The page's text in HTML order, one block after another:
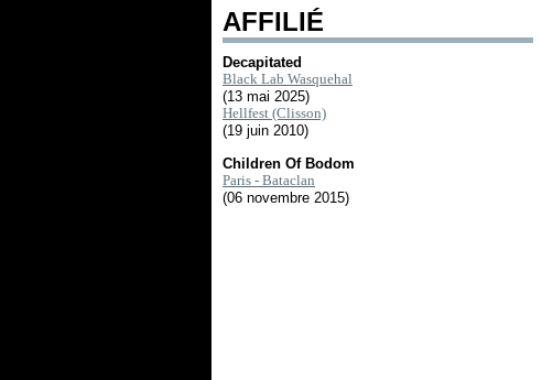
AFFILIÉ
Decapitated
Black Lab Wasquehal
(13 mai 2025)
Hellfest (Clisson)
(19 juin 2010)
Children Of Bodom
Paris - Bataclan
(06 novembre 2015)